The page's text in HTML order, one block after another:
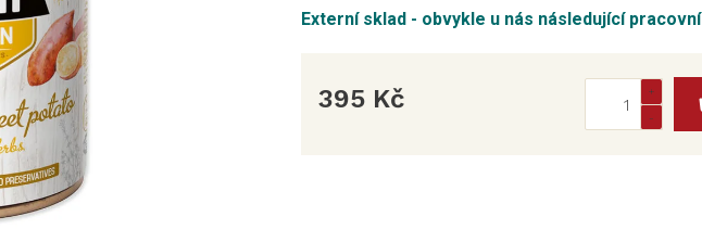
Externí sklad - obvykle u nás následující
395 Kč